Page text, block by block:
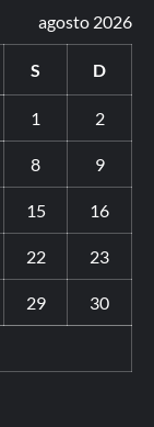
agosto 2026
S D
1 2
8 9
15 16
22 23
29 30